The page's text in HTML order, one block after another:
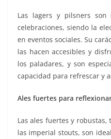
Las lagers y pilsners
celebraciones, siendo la
en eventos sociales. Su
las hacen accesibles y
los paladares, y son
capacidad para refrescar y
Ales fuertes para
Las ales fuertes y
las imperial stouts, son